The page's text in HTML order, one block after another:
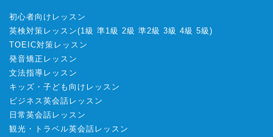
初心者向けレッスン
英検対策レッスン(1級 準1級 2級 準2級 3級 4級 5級 )
TOEIC対策レッスン
発音矯正レッスン
文法指導レッスン
キッズ・子ども向けレッスン
ビジネス英会話レッスン
日常英会話レッスン
観光・トラベル英会話レッスン